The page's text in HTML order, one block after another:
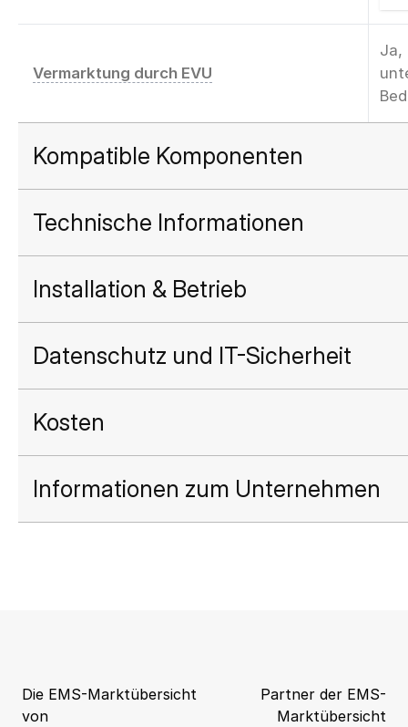
Vermarktung durch EVU
Ja,
Kompatible Komponenten
Technische Informationen
Installation & Betrieb
Datenschutz und IT-Sicherheit
Kosten
Informationen zum Unternehmen
Die EMS-Marktübersicht
von
Partner der EMS-
Marktübersicht